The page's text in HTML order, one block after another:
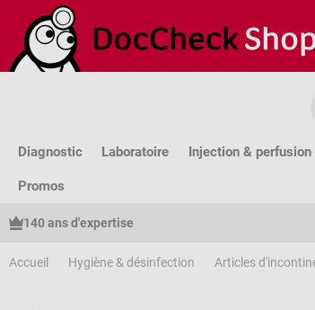
au contenu principal
Passer à la recherche
Passer à la navigation principale
Diagnostic Laboratoire Injection & perfusion
Promos
140 ans d'expertise
Accueil Hygiène & désinfection Articles